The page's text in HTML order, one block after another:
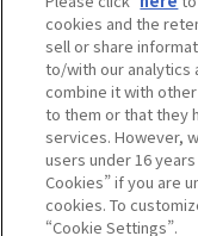
privacypolicy
ウェブサイトご利用
個人情報保護方針
©BANDAI
cookies and the
sell or share
to/with our analytics
combine it with
to them or that they
services. However,
users under 16
Cookies” if you are
cookies. To
“Cookie Settings”.